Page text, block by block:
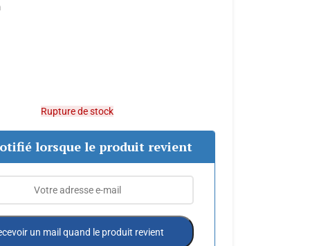
Rupture de stock
lorsque le produit revient
un mail quand le produit revient